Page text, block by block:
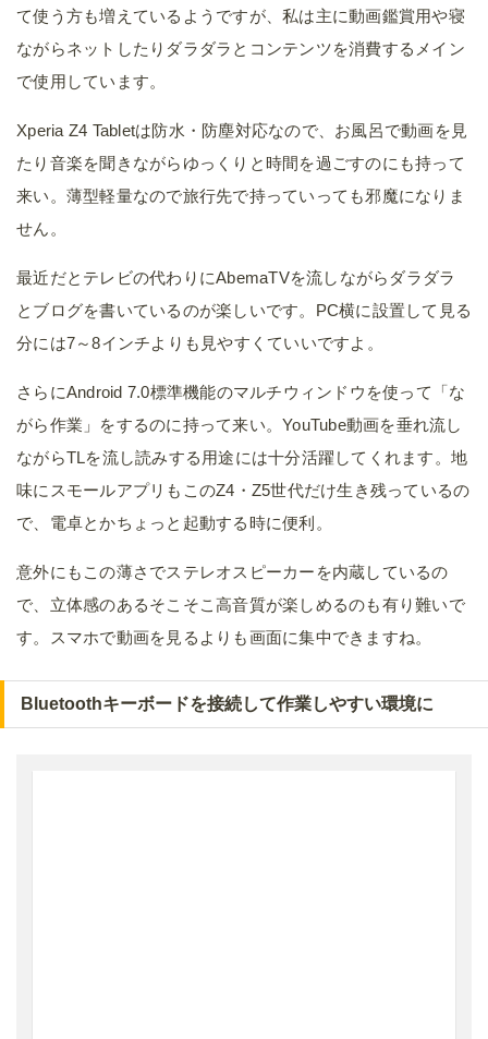
て使う方も増えているようですが、私は主に動画鑑賞用や寝
ながらネットしたりダラダラとコンテンツを消費するメイン
で使用しています。
Xperia Z4 Tabletは防水・防塵対応なので、お風呂で動画を見
たり音楽を聞きながらゆっくりと時間を過ごすのにも持って
来い。薄型軽量なので旅行先で持っていっても邪魔になりま
せん。
最近だとテレビの代わりにAbemaTVを流しながらダラダラ
とブログを書いているのが楽しいです。PC横に設置して見る
分には7～8インチよりも見やすくていいですよ。
さらにAndroid 7.0標準機能のマルチウィンドウを使って「な
がら作業」をするのに持って来い。YouTube動画を垂れ流し
ながらTLを流し読みする用途には十分活躍してくれます。地
味にスモールアプリもこのZ4・Z5世代だけ生き残っているの
で、電卓とかちょっと起動する時に便利。
意外にもこの薄さでステレオスピーカーを内蔵しているの
で、立体感のあるそこそこ高音質が楽しめるのも有り難いで
す。スマホで動画を見るよりも画面に集中できますね。
Bluetoothキーボードを接続して作業しやすい環境に